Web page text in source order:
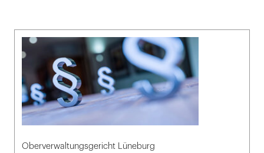
Oberverwaltungsgericht Lüneburg